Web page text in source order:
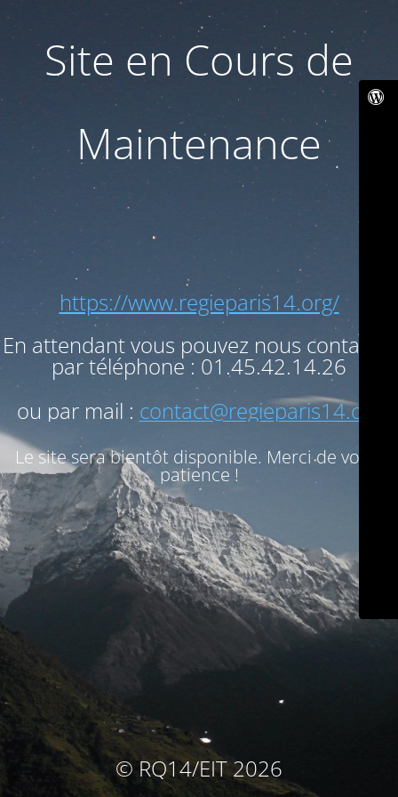
Site en Cours de
Maintenance
https://www.regieparis14.org/
En attendant vous pouvez nous contacter
par téléphone : 01.45.42.14.26
ou par mail : contact@regieparis14.org
Le site sera bientôt disponible. Merci de votre
patience !
© RQ14/EIT 2026